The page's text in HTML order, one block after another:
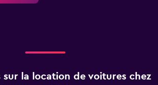
sur la location de voitures chez